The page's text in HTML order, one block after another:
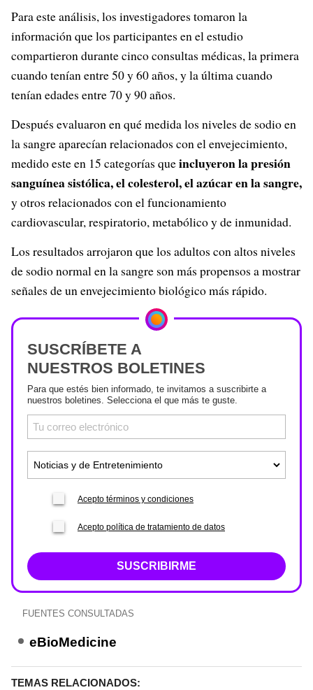
Para este análisis, los investigadores tomaron la
información que los participantes en el estudio
compartieron durante cinco consultas médicas, la primera
cuando tenían entre 50 y 60 años, y la última cuando
tenían edades entre 70 y 90 años.
Después evaluaron en qué medida los niveles de sodio en
la sangre aparecían relacionados con el envejecimiento,
medido este en 15 categorías queincluyeron la presión
sanguínea sistólica, el colesterol, el azúcar en la sangre,
y otros relacionados con el funcionamiento
cardiovascular, respiratorio, metabólico y de inmunidad.
Los resultados arrojaron que los adultos con altos niveles
de sodio normal en la sangre son más propensos a mostrar
señales de un envejecimiento biológico más rápido.
SUSCRÍBETE A
NUESTROS BOLETINES
Para que estés bien informado, te invitamos a suscribirte a
nuestros boletines. Selecciona el que más te guste.
Acepto términos y condiciones
Acepto política de tratamiento de datos
SUSCRIBIRME
FUENTES CONSULTADAS
eBioMedicine
TEMAS RELACIONADOS: